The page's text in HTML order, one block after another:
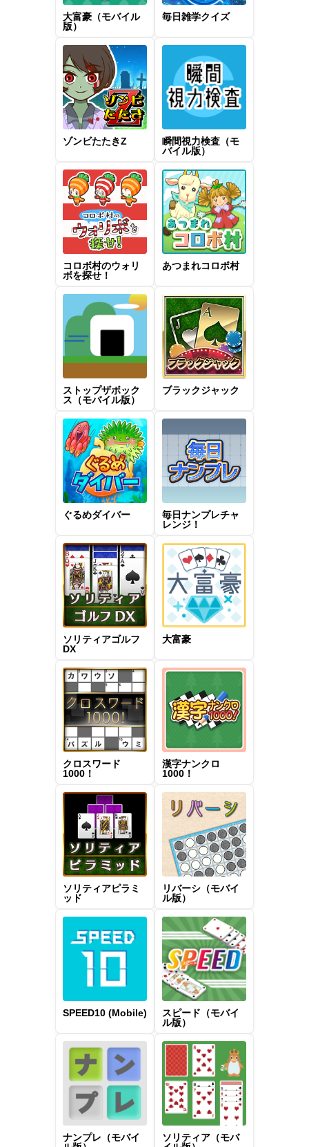
大富豪（モバイル
版）
毎日雑学クイズ
ゾンビたたきZ
瞬間視力検査（モ
バイル版）
コロボ村のウォリ
ボを探せ！
あつまれコロボ村
ストップザボック
ス（モバイル版）
ブラックジャック
ぐるめダイバー
毎日ナンプレチャ
レンジ！
ソリティアゴルフ
DX
大富豪
クロスワード
1000！
漢字ナンクロ
1000！
ソリティアピラミ
ッド
リバーシ（モバイ
ル版）
SPEED10 (Mobile)
スピード（モバイ
ル版）
ナンプレ（モバイ
ソリティア（モバ